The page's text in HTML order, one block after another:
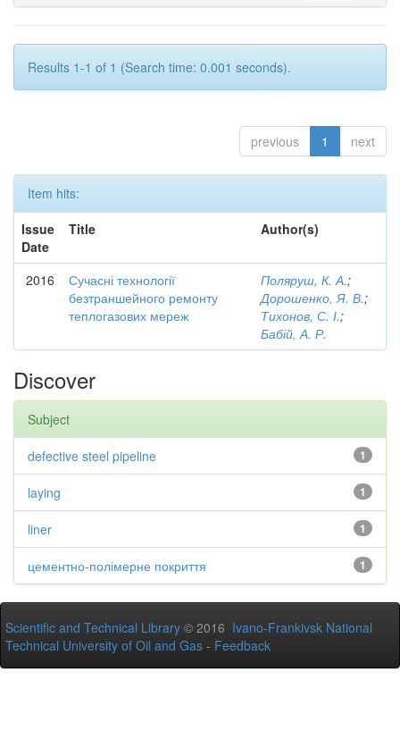
Results 1-1 of 1 (Search time: 0.001 seconds).
previous 1 next
Item hits:
Issue
Date
Title Author(s)
2016
Сучасні технології
безтраншейного ремонту
теплогазових мереж
Поляруш, К. А.;
Дорошенко, Я. В.;
Тихонов, С. І.;
Бабій, А. Р.
Discover
Subject
1
defective steel pipeline
1
laying
1
liner
1
цементно-полімерне покриття
Scientific and Technical Library © 2016 Ivano-Frankivsk National
Technical University of Oil and Gas - Feedback